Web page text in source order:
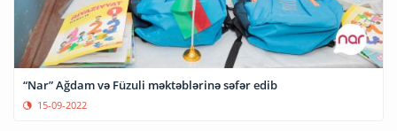
“Nar” Ağdam və Füzuli məktəblərinə səfər edib
15-09-2022